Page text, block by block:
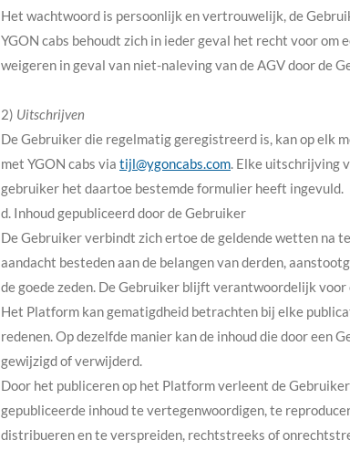
Het wachtwoord is persoonlijk en vertrouwelijk, de
YGON cabs behoudt zich in ieder geval het recht voor
weigeren in geval van niet-naleving van de AGV door de
2) Uitschrijven
De Gebruiker die regelmatig geregistreerd is, kan op elk
met YGON cabs via tijl@ygoncabs.com. Elke uitschrijving
gebruiker het daartoe bestemde formulier heeft ingevuld.
d. Inhoud gepubliceerd door de Gebruiker
De Gebruiker verbindt zich ertoe de geldende wetten na
aandacht besteden aan de belangen van derden,
de goede zeden. De Gebruiker blijft verantwoordelijk
Het Platform kan gematigdheid betrachten bij elke
redenen. Op dezelfde manier kan de inhoud die door een
gewijzigd of verwijderd.
Door het publiceren op het Platform verleent de
gepubliceerde inhoud te vertegenwoordigen, te
distribueren en te verspreiden, rechtstreeks of